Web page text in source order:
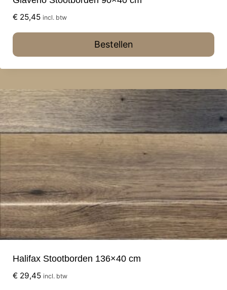
€ 25,45 incl. btw
Bestellen
Halifax Stootborden 136×40 cm
€ 29,45 incl. btw